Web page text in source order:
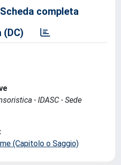
Scheda completa
- IDASC - Sede
(Capitolo o Saggio)